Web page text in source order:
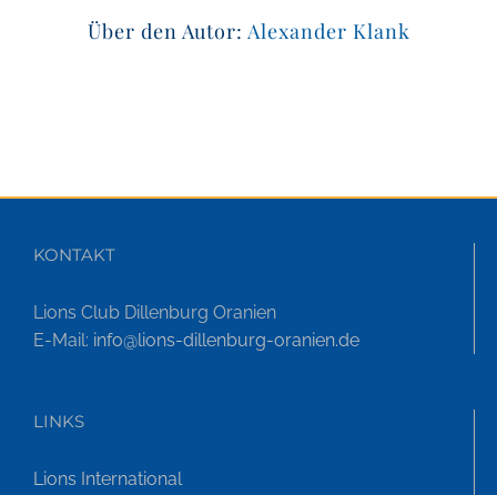
Über den Autor: Alexander Klank
KONTAKT
Lions Club Dillenburg Oranien
E-Mail: info@lions-dillenburg-oranien.de
LINKS
Lions International